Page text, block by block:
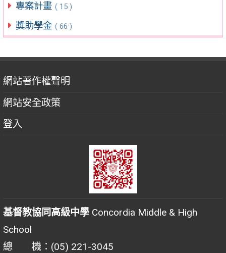
專案計畫 ( 15 )
獎助學金 ( 66 )
網站著作權聲明
網站安全政策
登入
基督教協同高級中學 Concordia Middle & High
School
總 機：(05) 221-3045